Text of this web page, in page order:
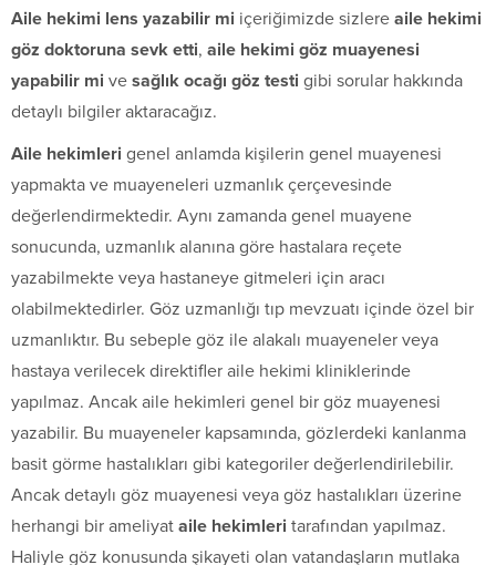
Aile hekimi lens yazabilir mi içeriğimizde sizlere aile hekimi
göz doktoruna sevk etti, aile hekimi göz muayenesi
yapabilir mi ve sağlık ocağı göz testi gibi sorular hakkında
detaylı bilgiler aktaracağız.
Aile hekimleri genel anlamda kişilerin genel muayenesi
yapmakta ve muayeneleri uzmanlık çerçevesinde
değerlendirmektedir. Aynı zamanda genel muayene
sonucunda, uzmanlık alanına göre hastalara reçete
yazabilmekte veya hastaneye gitmeleri için aracı
olabilmektedirler. Göz uzmanlığı tıp mevzuatı içinde özel bir
uzmanlıktır. Bu sebeple göz ile alakalı muayeneler veya
hastaya verilecek direktifler aile hekimi kliniklerinde
yapılmaz. Ancak aile hekimleri genel bir göz muayenesi
yazabilir. Bu muayeneler kapsamında, gözlerdeki kanlanma
basit görme hastalıkları gibi kategoriler değerlendirilebilir.
Ancak detaylı göz muayenesi veya göz hastalıkları üzerine
herhangi bir ameliyat aile hekimleri tarafından yapılmaz.
Haliyle göz konusunda şikayeti olan vatandaşların mutlaka